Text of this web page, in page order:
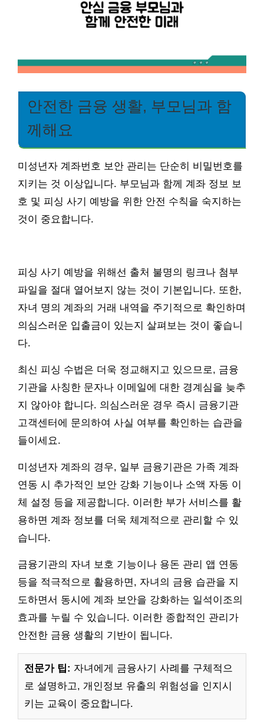
안전한 금융 생활, 부모님과 함
께해요
미성년자 계좌번호 보안 관리는 단순히 비밀번호를
지키는 것 이상입니다. 부모님과 함께 계좌 정보 보
호 및 피싱 사기 예방을 위한 안전 수칙을 숙지하는
것이 중요합니다.
피싱 사기 예방을 위해선 출처 불명의 링크나 첨부
파일을 절대 열어보지 않는 것이 기본입니다. 또한,
자녀 명의 계좌의 거래 내역을 주기적으로 확인하며
의심스러운 입출금이 있는지 살펴보는 것이 좋습니
다.
최신 피싱 수법은 더욱 정교해지고 있으므로, 금융
기관을 사칭한 문자나 이메일에 대한 경계심을 늦추
지 않아야 합니다. 의심스러운 경우 즉시 금융기관
고객센터에 문의하여 사실 여부를 확인하는 습관을
들이세요.
미성년자 계좌의 경우, 일부 금융기관은 가족 계좌
연동 시 추가적인 보안 강화 기능이나 소액 자동 이
체 설정 등을 제공합니다. 이러한 부가 서비스를 활
용하면 계좌 정보를 더욱 체계적으로 관리할 수 있
습니다.
금융기관의 자녀 보호 기능이나 용돈 관리 앱 연동
등을 적극적으로 활용하면, 자녀의 금융 습관을 지
도하면서 동시에 계좌 보안을 강화하는 일석이조의
효과를 누릴 수 있습니다. 이러한 종합적인 관리가
안전한 금융 생활의 기반이 됩니다.
전문가 팁: 자녀에게 금융사기 사례를 구체적으
로 설명하고, 개인정보 유출의 위험성을 인지시
키는 교육이 중요합니다.